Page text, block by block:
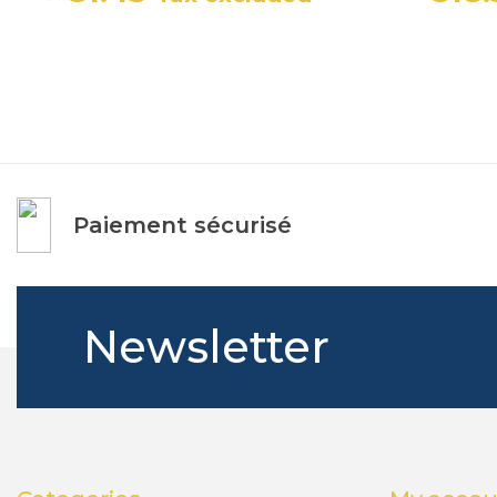
Paiement sécurisé
Newsletter